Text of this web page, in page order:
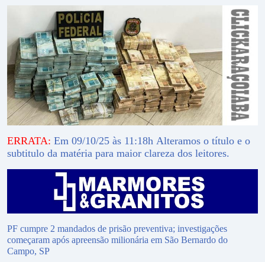
ERRATA: Em 09/10/25 às 11:18h Alteramos o título e o
subtitulo da matéria para maior clareza dos leitores.
PF cumpre 2 mandados de prisão preventiva; investigações
começaram após apreensão milionária em São Bernardo do
Campo, SP